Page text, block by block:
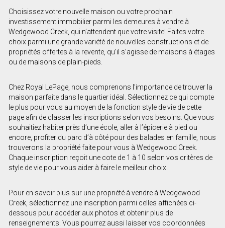
Choisissez votre nouvelle maison ou votre prochain
investissement immobilier parmi les demeures à vendre à
Wedgewood Creek, qui n’attendent que votre visite! Faites votre
choix parmi une grande variété de nouvelles constructions et de
propriétés offertes à la revente, qu’il s’agisse de maisons à étages
ou de maisons de plain-pieds.
Chez Royal LePage, nous comprenons l’importance de trouver la
maison parfaite dans le quartier idéal. Sélectionnez ce qui compte
le plus pour vous au moyen de la fonction style de vie de cette
page afin de classer les inscriptions selon vos besoins. Que vous
souhaitiez habiter près d’une école, aller à l’épicerie à pied ou
encore, profiter du parc d’à côté pour des balades en famille, nous
trouverons la propriété faite pour vous à Wedgewood Creek.
Chaque inscription reçoit une cote de 1 à 10 selon vos critères de
style de vie pour vous aider à faire le meilleur choix.
Pour en savoir plus sur une propriété à vendre à Wedgewood
Creek, sélectionnez une inscription parmi celles affichées ci-
dessous pour accéder aux photos et obtenir plus de
renseignements. Vous pourrez aussi laisser vos coordonnées